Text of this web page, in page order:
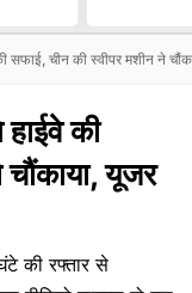
चीन की स्वीपर मशीन ने
की
यूजर
की रफ्तार से